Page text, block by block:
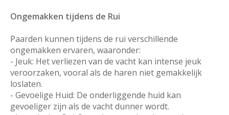
Ongemakken tijdens de Rui
Paarden kunnen tijdens de rui verschillende
ongemakken ervaren, waaronder:
- Jeuk: Het verliezen van de vacht kan intense jeuk
veroorzaken, vooral als de haren niet gemakkelijk
loslaten.
- Gevoelige Huid: De onderliggende huid kan
gevoeliger zijn als de vacht dunner wordt.